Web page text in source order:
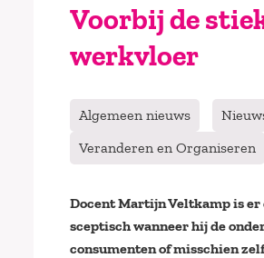
Voorbij de
werkvloer
Algemeen nieuws
Veranderen en Organiseren
Docent Martijn Veltkamp is
sceptisch wanneer hij de
consumenten of misschien